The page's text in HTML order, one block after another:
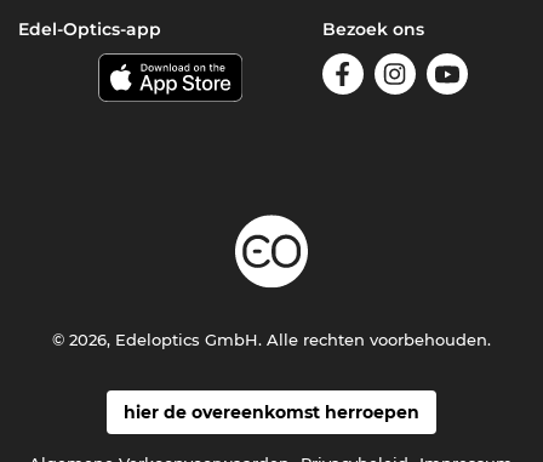
Edel-Optics-app Bezoek ons
hier de overeenkomst herroepen
© 2026, Edeloptics GmbH. Alle rechten voorbehouden.